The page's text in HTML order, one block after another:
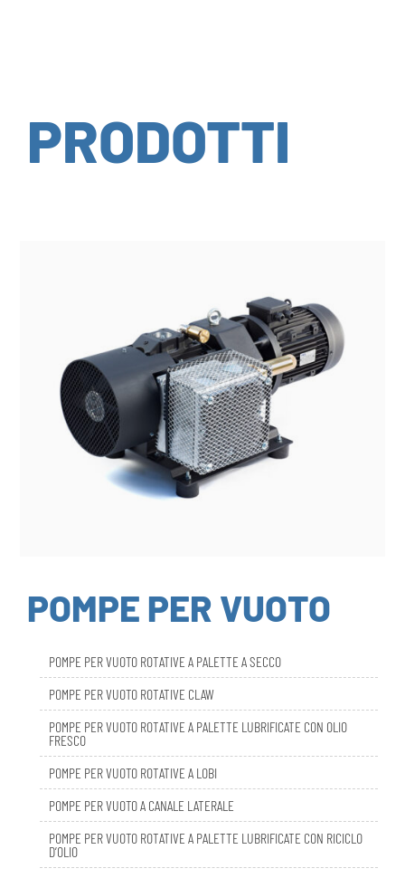
PRODOTTI
POMPE PER VUOTO
POMPE PER VUOTO ROTATIVE CLAW
POMPE PER VUOTO ROTATIVE A PALETTE LUBRIFICATE CON OLIO
FRESCO
POMPE PER VUOTO ROTATIVE A LOBI
POMPE PER VUOTO A CANALE LATERALE
POMPE PER VUOTO ROTATIVE A PALETTE LUBRIFICATE CON RICICLO
D’OLIO
DBL SMART